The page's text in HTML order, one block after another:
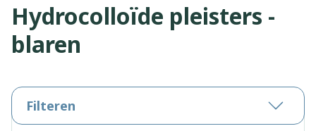
Hydrocolloïde pleisters -
blaren
Filteren